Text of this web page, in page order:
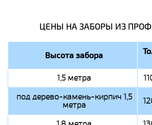
ЦЕНЫ НА ЗАБОРЫ ИЗ
Высота забора
1,5 метра
под дерево-камень-кирпич 1,5
метра